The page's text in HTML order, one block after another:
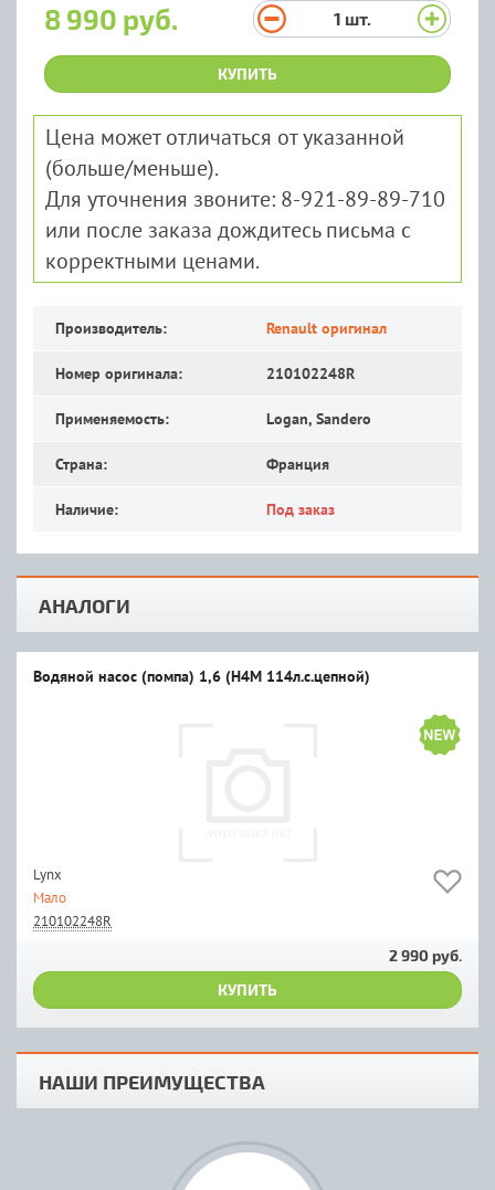
8 990 руб. 1 шт.
КУПИТЬ
Цена может отличаться от указанной
(больше/меньше).
Для уточнения звоните: 8-921-89-89-710
или после заказа дождитесь письма с
корректными ценами.
Производитель: Renault оригинал
Номер оригинала: 210102248R
Применяемость: Logan, Sandero
Страна: Франция
Наличие: Под заказ
АНАЛОГИ
Водяной насос (помпа) 1,6 (H4M 114л.с.цепной)
Lynx
Мало
210102248R
2 990 руб.
КУПИТЬ
НАШИ ПРЕИМУЩЕСТВА